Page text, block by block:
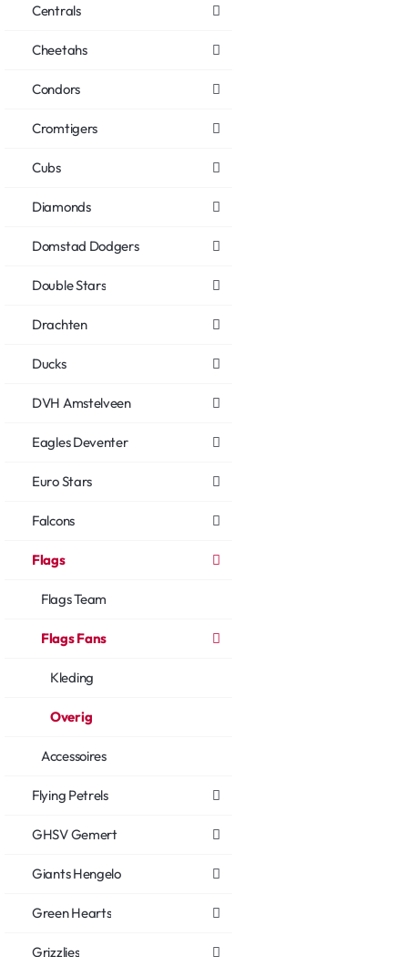
Centrals
Cheetahs
Condors
Cromtigers
Cubs
Diamonds
Domstad Dodgers
Double Stars
Drachten
Ducks
DVH Amstelveen
Eagles Deventer
Euro Stars
Falcons
Flags
Flags Team
Flags Fans
Kleding
Overig
Accessoires
Flying Petrels
GHSV Gemert
Giants Hengelo
Green Hearts
Grizzlies